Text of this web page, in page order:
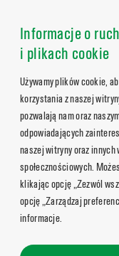
Informacje o
i plikach cookie
Używamy plików cookie,
korzystania z naszej
pozwalają nam oraz
odpowiadających
naszej witryny oraz
społecznościowych.
klikając opcję „Zezwól
opcję „Zarządzaj
informacje.